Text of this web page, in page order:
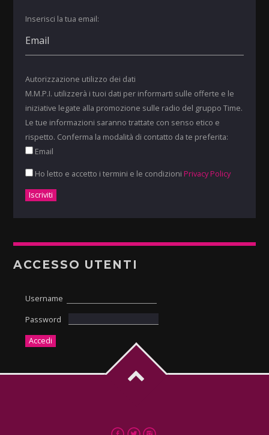
Inserisci la tua email:
Autorizzazione utilizzo dei dati
M.M.P.I. utilizzerà i tuoi dati per informarti sulle offerte e le
iniziative legate alla promozione sulle radio del gruppo Time.
Le tue informazioni saranno trattate con senso etico e
rispetto. Conferma la modalità di contatto da te preferita:
Email
Ho letto e accetto i termini e le condizioni Privacy Policy
ACCESSO UTENTI
Username
Password